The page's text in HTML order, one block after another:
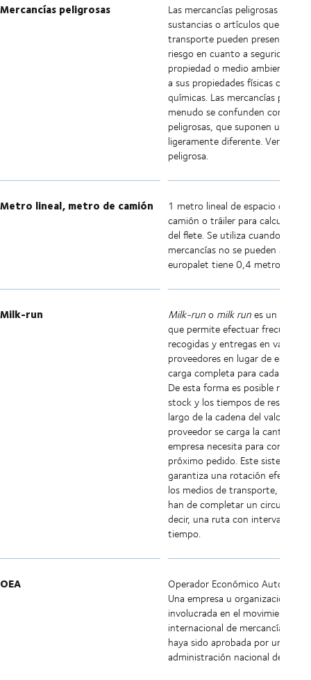
Mercancías peligrosas
Las mercancías peligrosas son
sustancias o artículos que
transporte pueden presentar
riesgo en cuanto a seguridad,
propiedad o medio ambiente,
a sus propiedades físicas o
químicas. Las mercancías
menudo se confunden con
peligrosas, que suponen un
ligeramente diferente. Ver carga
peligrosa.
Metro lineal, metro de camión
1 metro lineal de espacio de
camión o tráiler para calcular el
del flete. Se utiliza cuando las
mercancías no se pueden apilar.
europalet tiene 0,4 metros de
Milk-run Milk-runo milk runes un
que permite efectuar frecuentes
recogidas y entregas en varios
proveedores en lugar de esperar
carga completa para cada
De esta forma es posible reducir
stock y los tiempos de
largo de la cadena del valor: de
proveedor se carga la cantidad
empresa necesita para
próximo pedido. Este sistema
garantiza una rotación efectiva
los medios de transporte, los
han de completar un circuito
decir, una ruta con intervalos de
tiempo.
OEA
Operador Económico Autorizado.
Una empresa u organización
involucrada en el movimiento
internacional de mercancías y
haya sido aprobada por una
administración nacional de